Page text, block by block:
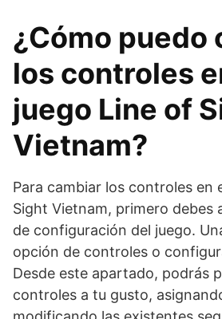
¿Cómo puedo
los controles
juego Line of
Vietnam?
Para cambiar los controles en
Sight Vietnam, primero debes
de configuración del juego.
opción de controles o
Desde este apartado, podrás
controles a tu gusto,